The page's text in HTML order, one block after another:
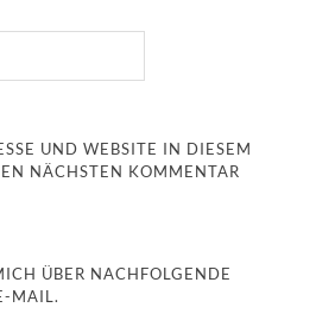
UND WEBSITE IN DIESEM
NÄCHSTEN KOMMENTAR
ÜBER NACHFOLGENDE
MAIL.